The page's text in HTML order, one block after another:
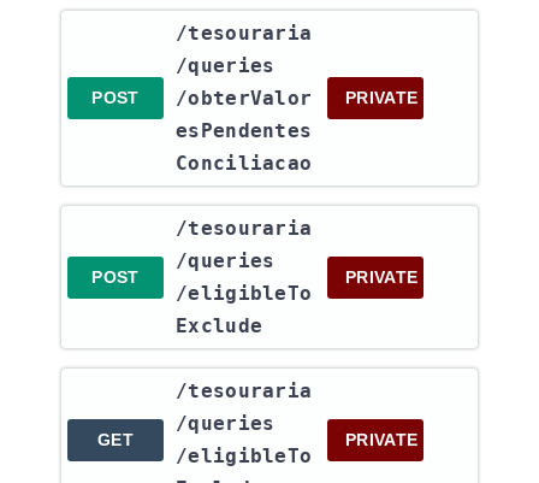
POST
​/tesouraria​
/queries​
/obterValor
esPendentes
Conciliacao
PRIVATE
POST
​/tesouraria​
/queries​
/eligibleTo
Exclude
PRIVATE
GET
​/tesouraria​
/queries​
/eligibleTo
PRIVATE